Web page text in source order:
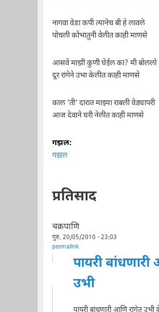
नागवा वेडा कपी त्यानेच बी हे लावले
पोचली कोंभातुनी वेलीत काही माणसे
आसवे माझी कुणी घेईल का? मी बोललो
दूर रांगेने उभा केलीत काही माणसे
काल 'ती' दारात माझ्या राबली वेड्यापरी
आज देवाने घरी नेलीत काही माणसे
गझल:
गझल
प्रतिसाद
चक्रपाणि
गुरु, 20/05/2010 - 23:03
permalink
पायरी
उभी
पायरी बांधणारी आणि रांगेत